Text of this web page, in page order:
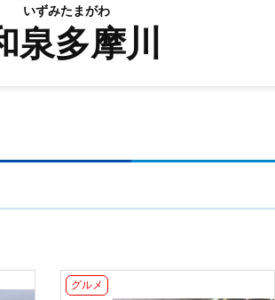
いずみたまがわ
泉多摩川
グルメ